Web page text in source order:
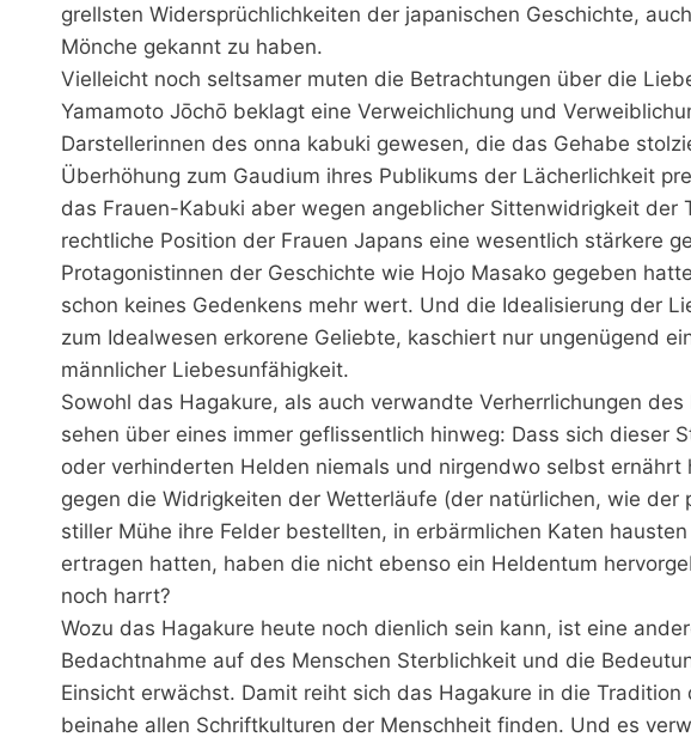
grellsten Widersprüchlichkeiten der japanischen Geschichte,
Mönche gekannt zu haben.
Vielleicht noch seltsamer muten die Betrachtungen über die
Yamamoto Jōchō beklagt eine Verweichlichung und
Darstellerinnen des onna kabuki gewesen, die das Gehabe
Überhöhung zum Gaudium ihres Publikums der Lächerlichkeit
das Frauen-Kabuki aber wegen angeblicher Sittenwidrigkeit der
rechtliche Position der Frauen Japans eine wesentlich stärkere
Protagonistinnen der Geschichte wie Hojo Masako gegeben
schon keines Gedenkens mehr wert. Und die Idealisierung der
zum Idealwesen erkorene Geliebte, kaschiert nur ungenügend
männlicher Liebesunfähigkeit.
Sowohl das Hagakure, als auch verwandte Verherrlichungen
sehen über eines immer geflissentlich hinweg: Dass sich dieser
oder verhinderten Helden niemals und nirgendwo selbst ernährt
gegen die Widrigkeiten der Wetterläufe (der natürlichen, wie der
stiller Mühe ihre Felder bestellten, in erbärmlichen Katen
ertragen hatten, haben die nicht ebenso ein Heldentum
noch harrt?
Wozu das Hagakure heute noch dienlich sein kann, ist eine
Bedachtnahme auf des Menschen Sterblichkeit und die
Einsicht erwächst. Damit reiht sich das Hagakure in die
beinahe allen Schriftkulturen der Menschheit finden. Und es